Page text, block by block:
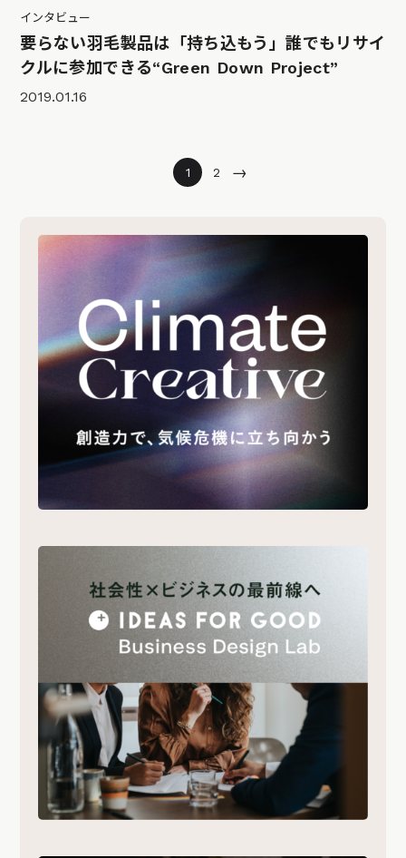
インタビュー
要らない羽毛製品は「持ち込もう」誰でもリサイ
クルに参加できる“Green Down Project”
2019.01.16
1 2 →